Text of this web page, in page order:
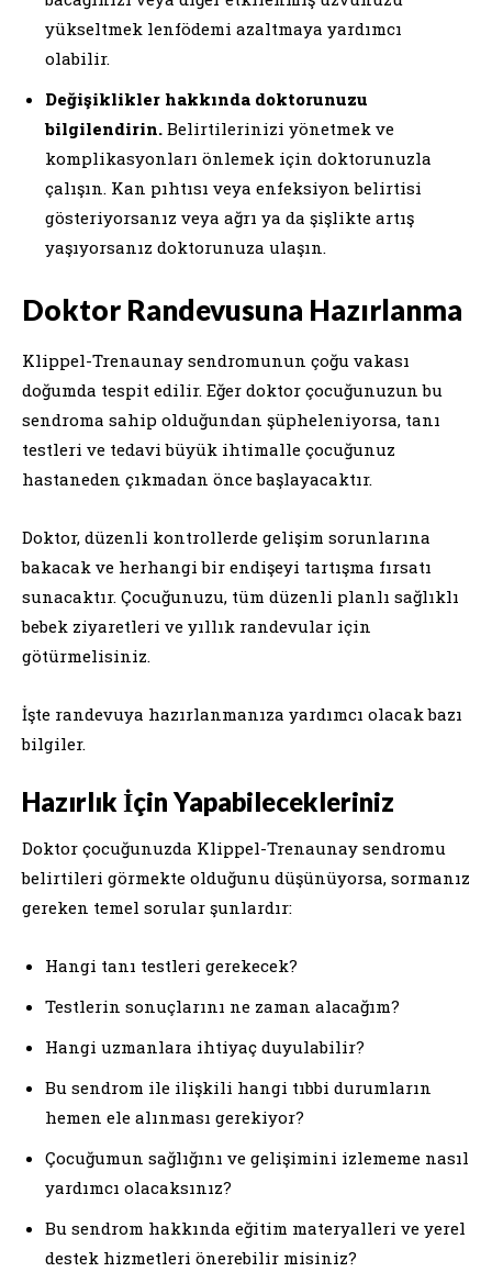
yükseltmek lenfödemi azaltmaya yardımcı
olabilir.
Değişiklikler hakkında doktorunuzu
bilgilendirin. Belirtilerinizi yönetmek ve
komplikasyonları önlemek için doktorunuzla
çalışın. Kan pıhtısı veya enfeksiyon belirtisi
gösteriyorsanız veya ağrı ya da şişlikte artış
yaşıyorsanız doktorunuza ulaşın.
Doktor Randevusuna Hazırlanma
Klippel-Trenaunay sendromunun çoğu vakası
doğumda tespit edilir. Eğer doktor çocuğunuzun bu
sendroma sahip olduğundan şüpheleniyorsa, tanı
testleri ve tedavi büyük ihtimalle çocuğunuz
hastaneden çıkmadan önce başlayacaktır.
Doktor, düzenli kontrollerde gelişim sorunlarına
bakacak ve herhangi bir endişeyi tartışma fırsatı
sunacaktır. Çocuğunuzu, tüm düzenli planlı sağlıklı
bebek ziyaretleri ve yıllık randevular için
götürmelisiniz.
İşte randevuya hazırlanmanıza yardımcı olacak bazı
bilgiler.
Hazırlık İçin Yapabilecekleriniz
Doktor çocuğunuzda Klippel-Trenaunay sendromu
belirtileri görmekte olduğunu düşünüyorsa, sormanız
gereken temel sorular şunlardır:
Hangi tanı testleri gerekecek?
Testlerin sonuçlarını ne zaman alacağım?
Hangi uzmanlara ihtiyaç duyulabilir?
Bu sendrom ile ilişkili hangi tıbbi durumların
hemen ele alınması gerekiyor?
Çocuğumun sağlığını ve gelişimini izlememe nasıl
yardımcı olacaksınız?
Bu sendrom hakkında eğitim materyalleri ve yerel
destek hizmetleri önerebilir misiniz?